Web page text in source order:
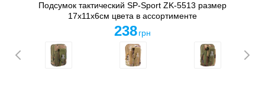
Подсумок тактический SP-Sport ZK-5513 размер
17x11x6см цвета в ассортименте
238 грн